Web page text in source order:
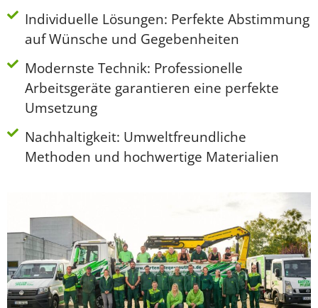
Individuelle Lösungen: Perfekte Abstimmung
auf Wünsche und Gegebenheiten
Modernste Technik: Professionelle
Arbeitsgeräte garantieren eine perfekte
Umsetzung
Nachhaltigkeit: Umweltfreundliche
Methoden und hochwertige Materialien